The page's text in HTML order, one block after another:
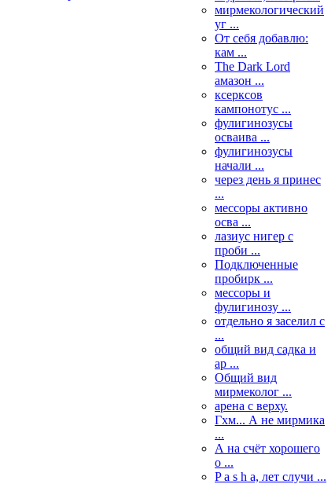
мирмекологический
уг ...
От себя добавлю:
кам ...
The Dark Lord
амазон ...
ксерксов
кампонотус ...
фулигинозусы
осваива ...
фулигинозусы
начали ...
через день я принес
...
мессоры активно
осва ...
лазиус нигер с
проби ...
Подключенные
пробирк ...
мессоры и
фулигинозу ...
отдельно я заселил с
...
общий вид садка и
ар ...
Общий вид
мирмеколог ...
арена с верху.
Гхм... А не мирмика
...
А на счёт хорошего
о ...
P a s h a, лет случи ...